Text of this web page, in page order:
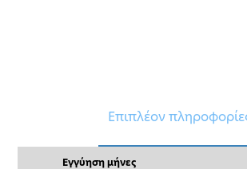
Επιπλέον
Εγγύηση μήνες